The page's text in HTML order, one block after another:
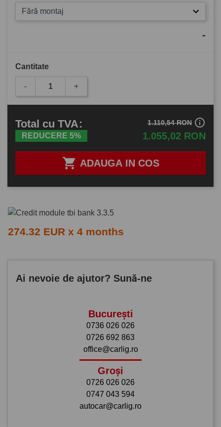
Fără montaj
-
Cantitate
- +
 ADAUGA IN COS
Total cu TVA:
REDUCERE 5% 1.055,02 RON
1.110,54 RON info_outline
274.32 EUR x 4 months
Ai nevoie de ajutor? Sună-ne
București
0736 026 026
0726 692 863
office@carlig.ro
Groși
0726 026 026
0747 043 594
autocar@carlig.ro